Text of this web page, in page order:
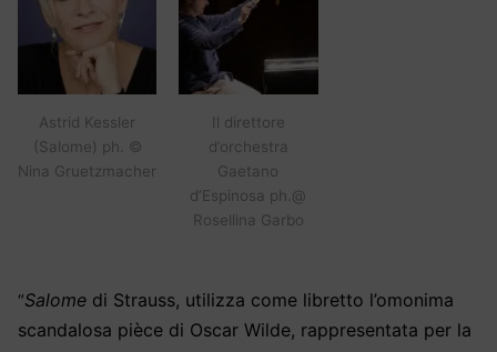
Astrid Kessler
(Salome) ph. ©
Nina Gruetzmacher
Il direttore
d’orchestra
Gaetano
d’Espinosa ph.@
Rosellina Garbo
“Salome di Strauss, utilizza come libretto l’omonima
scandalosa pièce di Oscar Wilde, rappresentata per la